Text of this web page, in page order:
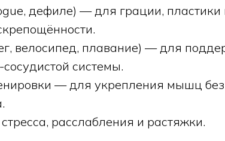
дефиле) — для грации, пластики
велосипед, плавание) — для
системы.
— для укрепления мышц
расслабления и растяжки.